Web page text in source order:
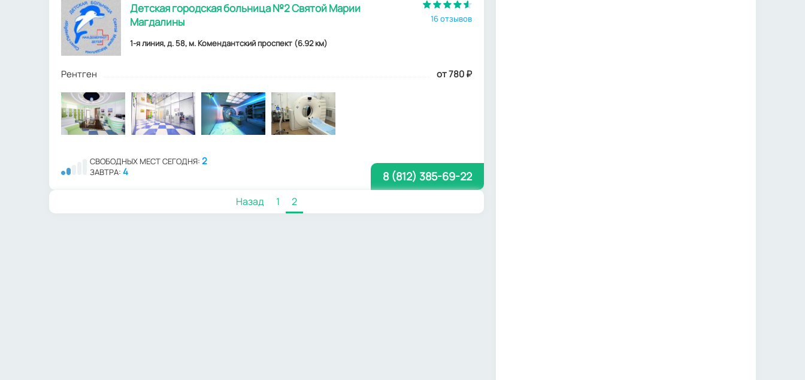
Детская городская больница №2 Святой Марии
Магдалины
1-я линия, д. 58, м. Комендантский проспект (6.92 км)
16 отзывов
Рентген от 780₽
СВОБОДНЫХ МЕСТ СЕГОДНЯ: 2
ЗАВТРА: 4 8 (812) 385-69-22
Назад 1 2